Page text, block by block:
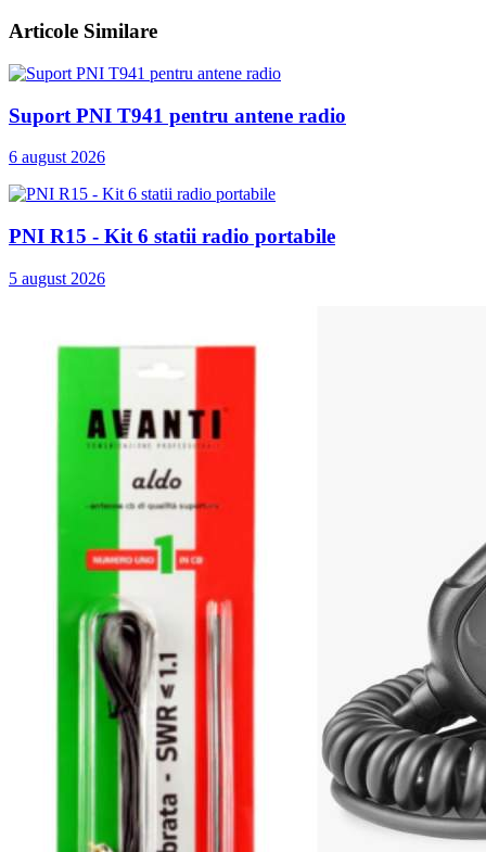
Articole Similare
Suport PNI T941 pentru antene radio
6 august 2026
PNI R15 - Kit 6 statii radio portabile
5 august 2026